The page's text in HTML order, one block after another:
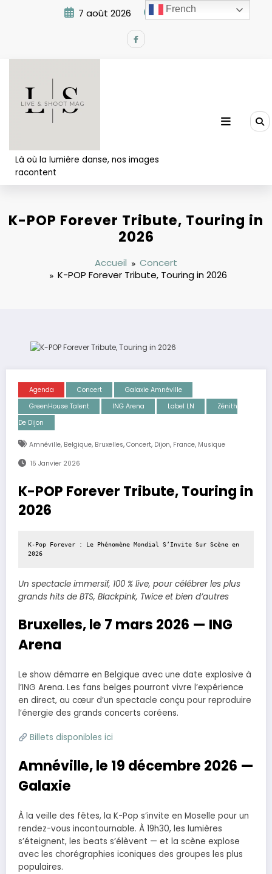
7 août 2026 4:41:46 PM
Là où la lumière danse, nos images
racontent
K-POP Forever Tribute, Touring in
2026
Accueil
Concert
K-POP Forever Tribute, Touring in 2026
Agenda Concert
Galaxie Amnéville
GreenHouse Talent
ING Arena Label LN
Zénith
De Dijon
Amnéville, Belgique, Bruxelles, Concert, Dijon, France, Musique
15 Janvier 2026
K-POP Forever Tribute, Touring in
2026
K-Pop Forever : Le Phénomène Mondial S’Invite Sur Scène en
2026
Un spectacle immersif, 100 % live, pour célébrer les plus
grands hits de BTS, Blackpink, Twice et bien d’autres
Bruxelles, le 7 mars 2026 — ING
Arena
Le show démarre en Belgique avec une date explosive à
l’ING Arena. Les fans belges pourront vivre l’expérience
en direct, au cœur d’un spectacle conçu pour reproduire
l’énergie des grands concerts coréens.
Billets disponibles ici
Amnéville, le 19 décembre 2026 —
Galaxie
À la veille des fêtes, la K-Pop s’invite en Moselle pour un
rendez-vous incontournable. À 19h30, les lumières
s’éteignent, les beats s’élèvent — et la scène explose
avec les chorégraphies iconiques des groupes les plus
populaires.
French